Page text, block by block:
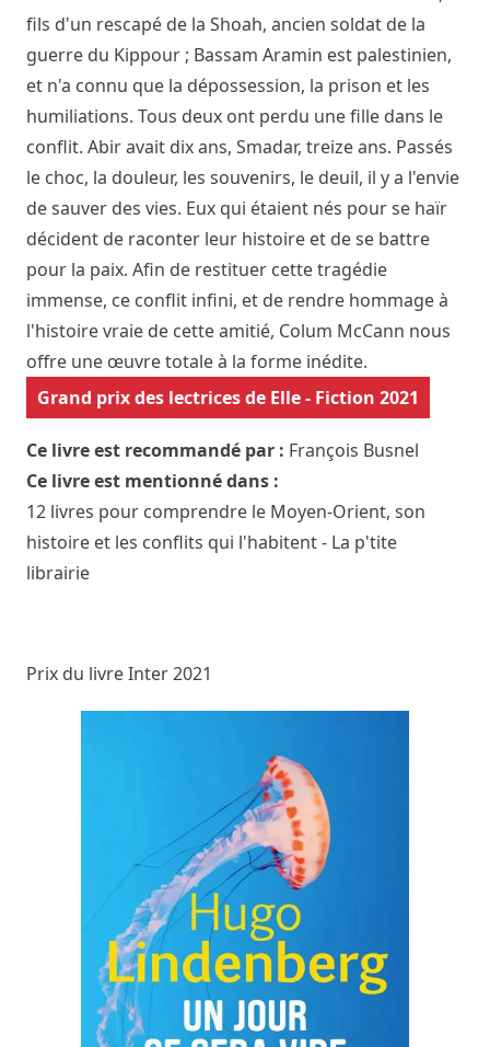
fils d'un rescapé de la Shoah, ancien soldat de la
guerre du Kippour ; Bassam Aramin est palestinien,
et n'a connu que la dépossession, la prison et les
humiliations. Tous deux ont perdu une fille dans le
conflit. Abir avait dix ans, Smadar, treize ans. Passés
le choc, la douleur, les souvenirs, le deuil, il y a l'envie
de sauver des vies. Eux qui étaient nés pour se haïr
décident de raconter leur histoire et de se battre
pour la paix. Afin de restituer cette tragédie
immense, ce conflit infini, et de rendre hommage à
l'histoire vraie de cette amitié, Colum McCann nous
offre une œuvre totale à la forme inédite.
Grand prix des lectrices de Elle - Fiction 2021
Ce livre est recommandé par : François Busnel
Ce livre est mentionné dans :
12 livres pour comprendre le Moyen-Orient, son
histoire et les conflits qui l'habitent - La p'tite
librairie
Prix du livre Inter 2021